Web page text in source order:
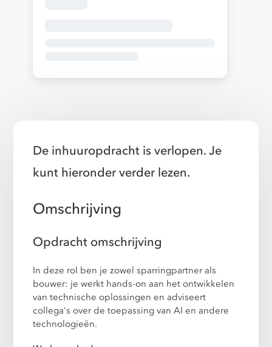
De inhuuropdracht is verlopen. Je
kunt hieronder verder lezen.
Omschrijving
Opdracht omschrijving
In deze rol ben je zowel sparringpartner als
bouwer: je werkt hands-on aan het ontwikkelen
van technische oplossingen en adviseert
collega's over de toepassing van AI en andere
technologieën.